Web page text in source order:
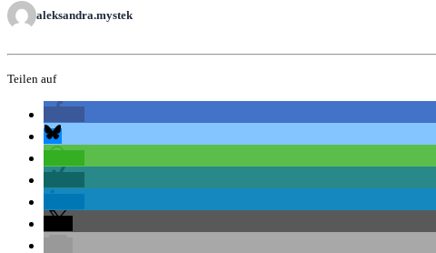
aleksandra.mystek
Teilen auf